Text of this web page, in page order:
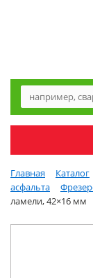
Главная Каталог
асфальта
ламели, 42×16 мм